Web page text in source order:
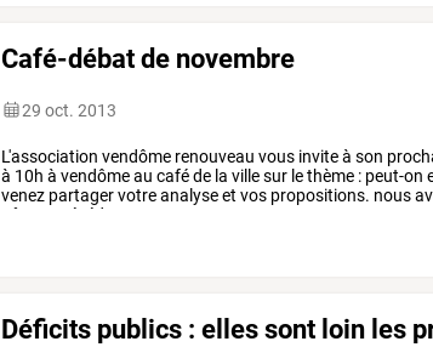
Café-débat de novembre
29 oct. 2013
L'association vendôme renouveau vous inviteà son
à 10h à vendômeau caféde la villesur lethème : peut-on
venez partagervotreanalyseet vos propositions. nous
nôtres
précédement
Déficits publics : elles sont loin les